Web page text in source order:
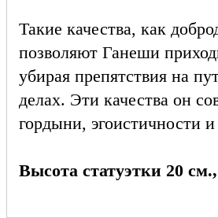
Такие качества, как
позволяют Ганеши
убирая препятствия на
делах. Эти качества он
гордыни, эгоистичности и
Высота статуэтки 20